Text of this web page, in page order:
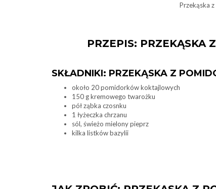
Przekąska
PRZEPIS: PRZEKĄSKA
SKŁADNIKI: PRZEKĄSKA Z
około 20 pomidorków koktajlowych
150 g kremowego twarożku
pół ząbka czosnku
1 łyżeczka chrzanu
sól, świeżo mielony pieprz
kilka listków bazylii